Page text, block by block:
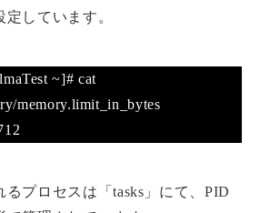
しています。
~]# cat
memory.limit_in_bytes
るプロセスは「tasks」にて、PID